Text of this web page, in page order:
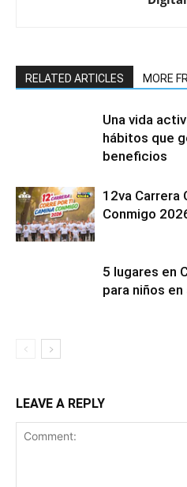
RELATED ARTICLES MORE
Una vida
hábitos que
beneficios
12va Carrera
Conmigo
5 lugares en
para niños en
LEAVE A REPLY